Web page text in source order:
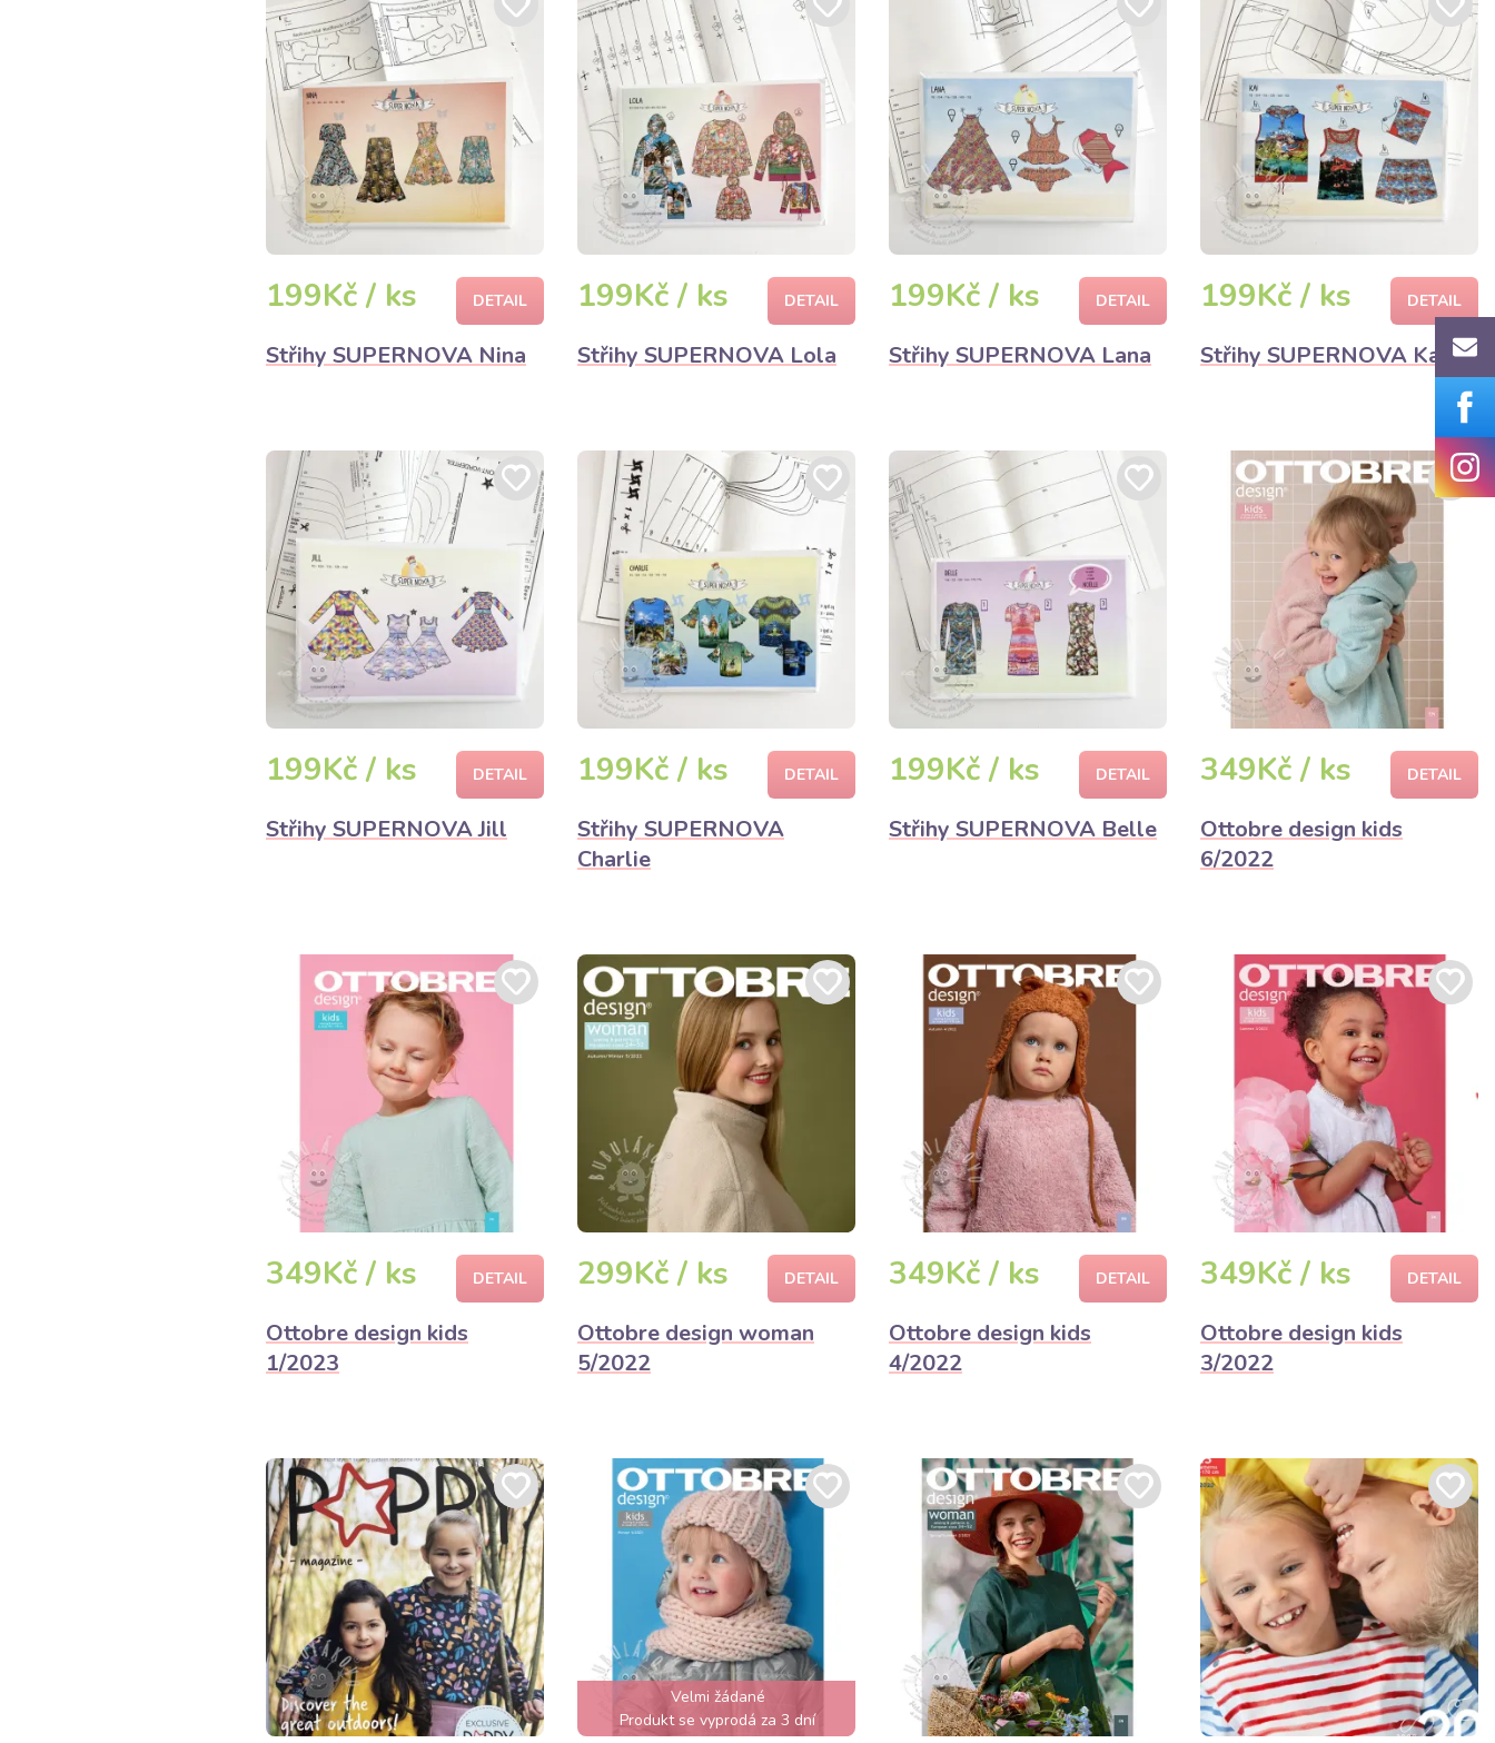
199Kč / ks DETAIL
Střihy SUPERNOVA Nina
199Kč / ks DETAIL
Střihy SUPERNOVA Lola
199Kč / ks DETAIL
Střihy SUPERNOVA Lana
199Kč / ks DETAIL
Střihy SUPERNOVA Kai
199Kč / ks DETAIL
Střihy SUPERNOVA Jill
199Kč / ks DETAIL
Střihy SUPERNOVA
Charlie
199Kč / ks DETAIL
Střihy SUPERNOVA Belle
349Kč / ks DETAIL
Ottobre design kids
6/2022
349Kč / ks DETAIL
Ottobre design kids
1/2023
299Kč / ks DETAIL
Ottobre design woman
5/2022
349Kč / ks DETAIL
Ottobre design kids
4/2022
349Kč / ks DETAIL
Ottobre design kids
3/2022
Velmi žádané
Produkt se vyprodá za 3 dní